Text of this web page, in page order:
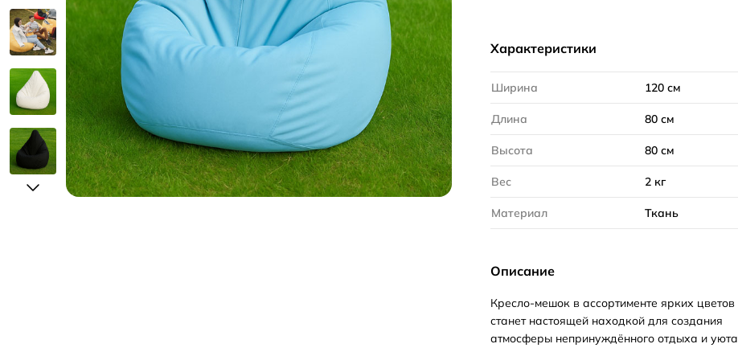
Характеристики
Ширина 120 см
Длина 80 см
Высота 80 см
Вес 2 кг
Материал Ткань
Описание
Кресло-мешок в ассортименте ярких цветов
станет настоящей находкой для создания
атмосферы непринуждённого отдыха и уюта